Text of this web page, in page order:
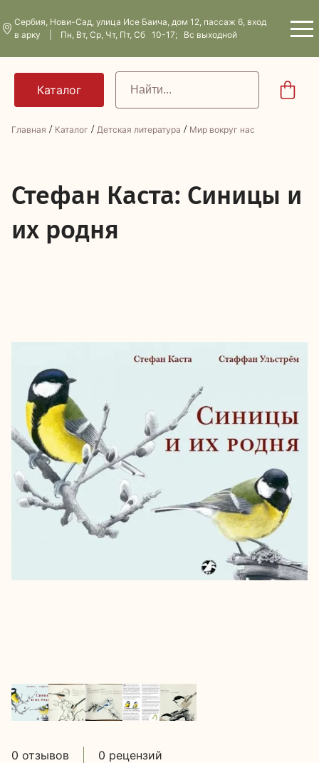
Сербия, Нови-Сад, улица Исе Баича, дом 12, пассаж 6, вход
в арку | Пн, Вт, Ср, Чт, Пт, Сб 10-17; Вс выходной
Главная / Каталог / Детская литература / Мир вокруг нас
Стефан Каста: Синицы и
их родня
0 отзывов 0 рецензий